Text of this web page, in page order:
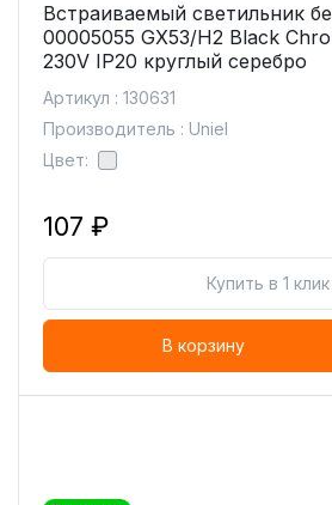
Встраиваемый светильник
00005055 GX53/H2 Black
230V IP20 круглый серебро
Артикул : 130631
Производитель : Uniel
Цвет:
107 ₽
Купить в 1 клик
В корзину